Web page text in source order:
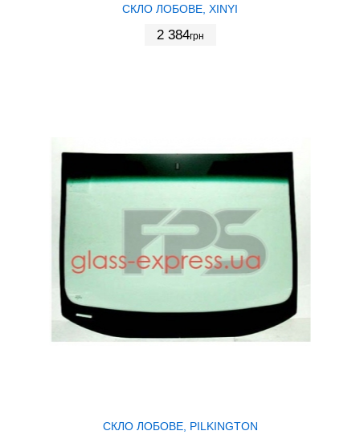
СКЛО ЛОБОВЕ, XINYI
2 384грн
СКЛО ЛОБОВЕ, PILKINGTON